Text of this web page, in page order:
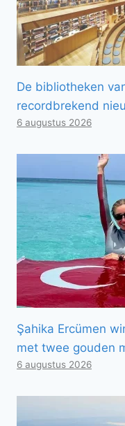
De bibliotheken
recordbrekend
6 augustus 2026
Şahika Ercümen
met twee gouden
6 augustus 2026